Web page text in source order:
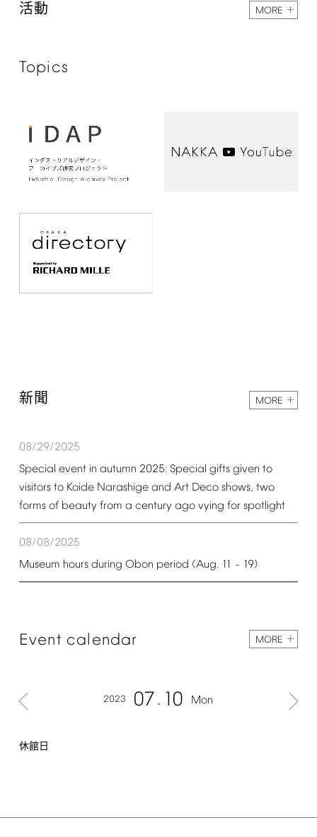
活動 MORE
Topics
新聞 MORE
08/29/2025
Special event in autumn 2025: Special gifts given to
visitors to Koide Narashige and Art Deco shows, two
forms of beauty from a century ago vying for spotlight
08/08/2025
Museum hours during Obon period (Aug. 11 – 19)
Event calendar MORE
2023 07 10 Mon
休館日